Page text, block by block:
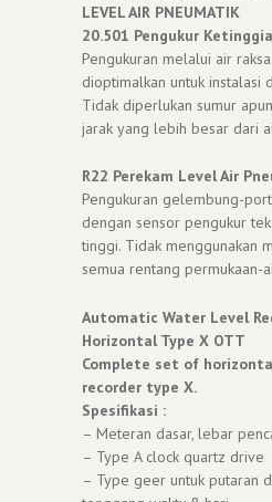
LEVEL AIR PNEUMATIK
20.501 Pengukur
Pengukuran melalui air
dioptimalkan untuk instalasi
Tidak diperlukan sumur
jarak yang lebih besar dari
R22 Perekam Level Air
Pengukuran gelembung-
dengan sensor pengukur
tinggi. Tidak menggunakan
semua rentang permukaan-
Automatic Water Level
Horizontal Type X OTT
Complete set of
recorder type X.
Spesifikasi :
– Meteran dasar, lebar
– Type A clock quartz drive
– Type geer untuk putaran